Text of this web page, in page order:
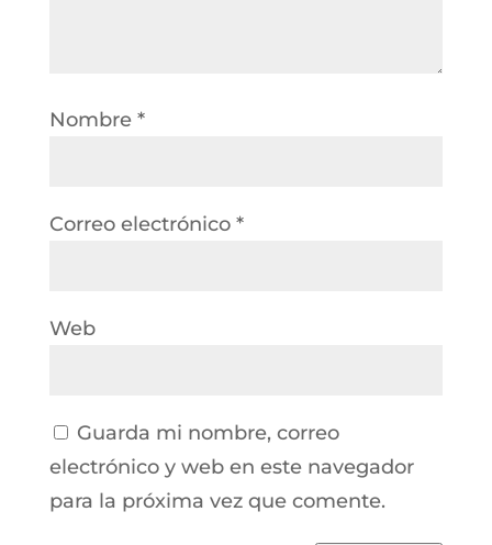
Nombre *
Correo electrónico *
Web
Guarda mi nombre, correo
electrónico y web en este navegador
para la próxima vez que comente.